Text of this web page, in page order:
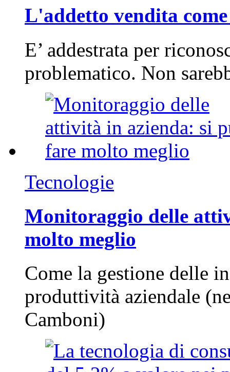
L'addetto vendita
E’ addestrata per
problematico. Non
Tecnologie
Monitoraggio delle
molto meglio
Come la gestione delle
produttività aziendale
Camboni)